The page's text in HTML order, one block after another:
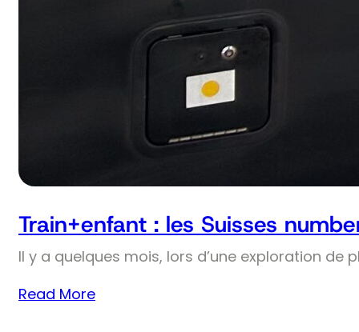
Train+enfant : les Suisses
Il y a quelques mois, lors d’une exploration de
Read More